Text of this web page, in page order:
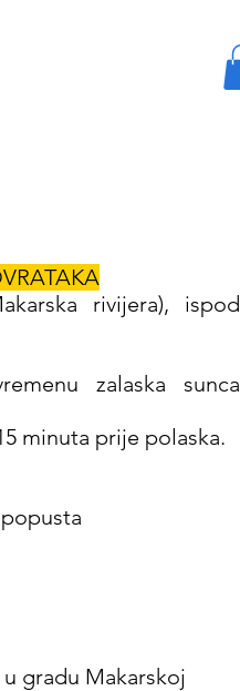
rivijera), ispod
zalaska sunca
minuta prije polaska.
gradu Makarskoj